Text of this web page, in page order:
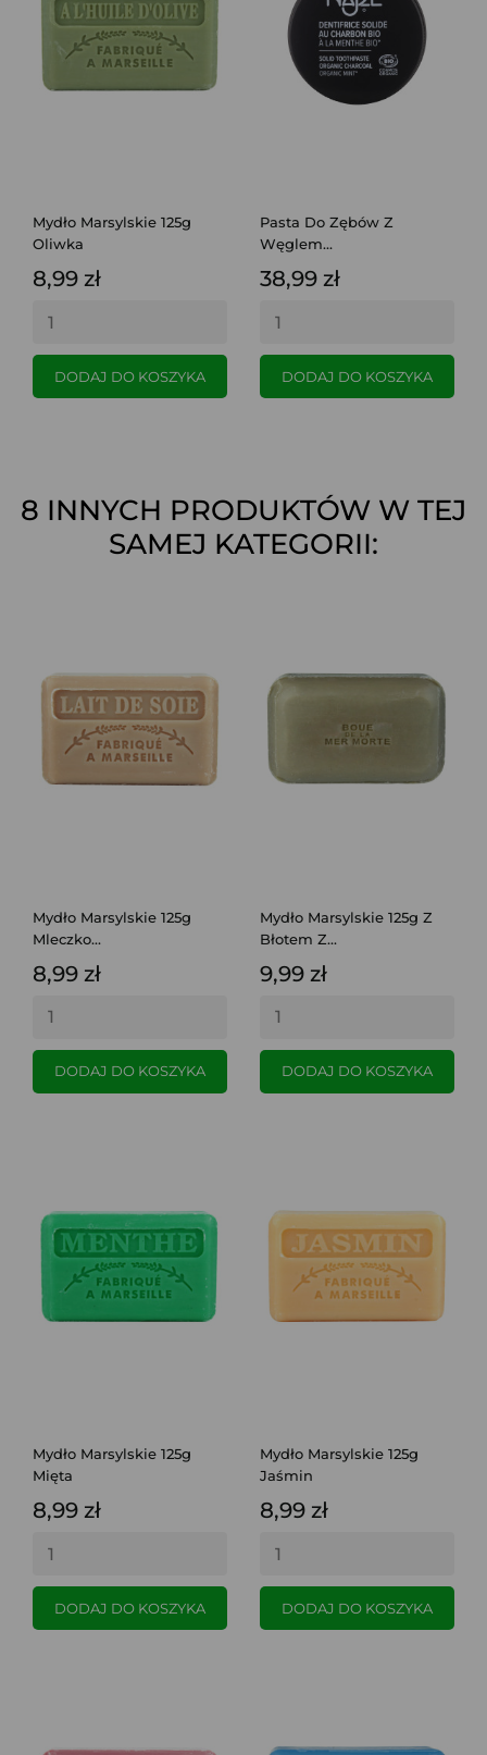
Mydło Marsylskie 125g
Oliwka
8,99 zł
DODAJ DO KOSZYKA
Pasta Do Zębów Z
Węglem...
38,99 zł
DODAJ DO KOSZYKA
8 INNYCH PRODUKTÓW W TEJ
SAMEJ KATEGORII:
Mydło Marsylskie 125g
Mleczko...
8,99 zł
DODAJ DO KOSZYKA
Mydło Marsylskie 125g Z
Błotem Z...
9,99 zł
DODAJ DO KOSZYKA
Mydło Marsylskie 125g
Mięta
8,99 zł
DODAJ DO KOSZYKA
Mydło Marsylskie 125g
Jaśmin
8,99 zł
DODAJ DO KOSZYKA